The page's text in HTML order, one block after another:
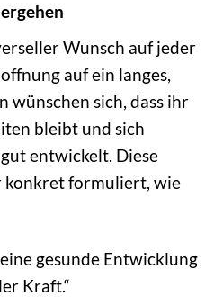
Wunsch auf jeder
auf ein langes,
wünschen sich, dass ihr
bleibt und sich
entwickelt. Diese
konkret formuliert, wie
gesunde Entwicklung
Kraft.“